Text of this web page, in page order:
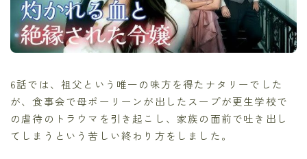
6話では、祖父という唯一の味方を得たナタリーでした
が、食事会で母ポーリーンが出したスープが更生学校で
の虐待のトラウマを引き起こし、家族の面前で吐き出し
てしまうという苦しい終わり方をしました。